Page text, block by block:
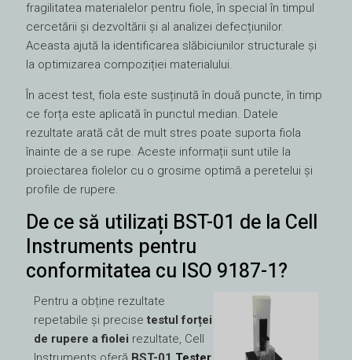
fragilitatea materialelor pentru fiole, în special în timpul
cercetării și dezvoltării și al analizei defecțiunilor.
Aceasta ajută la identificarea slăbiciunilor structurale și
la optimizarea compoziției materialului.
În acest test, fiola este susținută în două puncte, în timp
ce forța este aplicată în punctul median. Datele
rezultate arată cât de mult stres poate suporta fiola
înainte de a se rupe. Aceste informații sunt utile la
proiectarea fiolelor cu o grosime optimă a peretelui și
profile de rupere.
De ce să utilizați BST-01 de la Cell
Instruments pentru
conformitatea cu ISO 9187-1?
Pentru a obține rezultate
repetabile și precisetestul forței
de rupere a fiolei rezultate, Cell